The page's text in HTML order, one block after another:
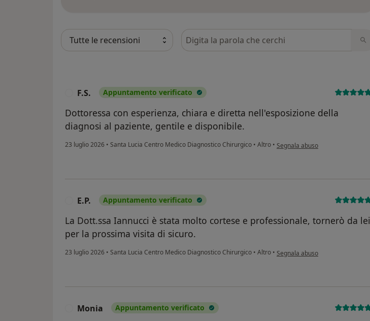
Cerca nelle recensioni
F.S. Appuntamento verificato
Dottoressa con esperienza, chiara e diretta nell'esposizione della
diagnosi al paziente, gentile e disponibile.
23 luglio 2026 • Santa Lucia Centro Medico Diagnostico Chirurgico • Altro • secondo l'opinione dell'utente F.S.
Segnala abuso
E.P. Appuntamento verificato
La Dott.ssa Iannucci è stata molto cortese e professionale, tornerò da lei
per la prossima visita di sicuro.
23 luglio 2026 • Santa Lucia Centro Medico Diagnostico Chirurgico • Altro • secondo l'opinione dell'utente E.P.
Segnala abuso
Monia Appuntamento verificato